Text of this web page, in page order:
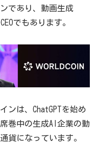
であり、動画生成
でもあります。
ンは、ChatGPTを始め
巻中の生成AI企業の動
貨になっています。